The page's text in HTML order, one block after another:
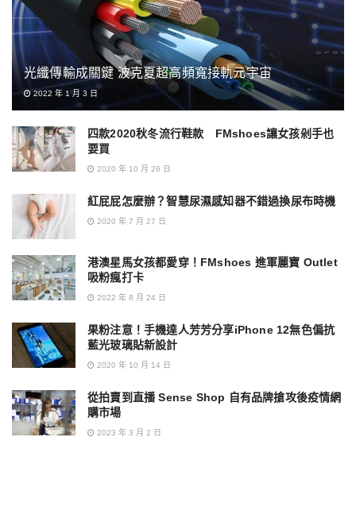
光纖傳輸成關鍵 波克夏超高頻寬接軌元宇宙
2022 年 1 月 3 日
四款2020秋冬流行鞋款 FMshoes讓女孩剁手也
要買
2020 年 10 月 26 日
紅屁屁怎麼辦？智慧尿濕感知器不錯過換尿布時機
2020 年 7 月 27 日
港澳星馬女孩都愛穿！FMshoes 進軍麗寶 Outlet
吸粉瘋打卡
2022 年 8 月 24 日
果粉注意！手機達人芳芳分享iPhone 12無色偏抗
藍光玻璃貼新設計
2020 年 10 月 14 日
從拍賣到直播 Sense Shop 自有品牌搶攻後疫情網
購市場
2023 年 3 月 2 日